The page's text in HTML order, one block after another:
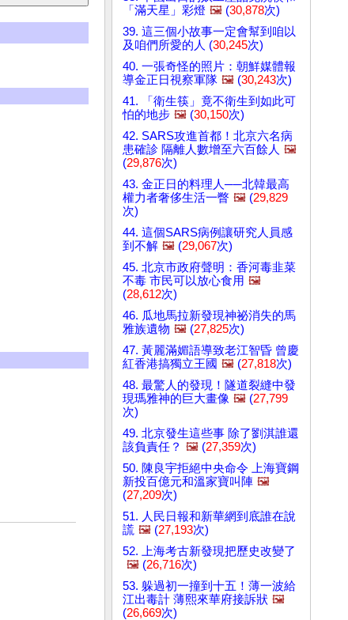
「滿天星」彩燈 🖼️ (30,878次)
39. 這三個小故事一定會幫到咱以
及咱們所愛的人 (30,245次)
40. 一張奇怪的照片：朝鮮媒體報
導金正日視察軍隊 🖼️ (30,243次)
41. 「衛生筷」竟不衛生到如此可
怕的地步 🖼️ (30,150次)
42. SARS攻進首都！北京六名病
患確診 隔離人數增至六百餘人 🖼️
(29,876次)
43. 金正日的料理人──北韓最高
權力者奢侈生活一瞥 🖼️ (29,829
次)
44. 這個SARS病例讓研究人員感
到不解 🖼️ (29,067次)
45. 北京市政府聲明：香河毒韭菜
不毒 市民可以放心食用 🖼️
(28,612次)
46. 瓜地馬拉新發現神祕消失的馬
雅族遺物 🖼️ (27,825次)
47. 黃麗滿媚語導致老江智昏 曾慶
紅香港搞獨立王國 🖼️ (27,818次)
48. 最驚人的發現！隧道裂縫中發
現瑪雅神的巨大畫像 🖼️ (27,799
次)
49. 北京發生這些事 除了劉淇誰還
該負責任？ 🖼️ (27,359次)
50. 陳良宇拒絕中央命令 上海寶鋼
新投百億元和溫家寶叫陣 🖼️
(27,209次)
51. 人民日報和新華網到底誰在說
謊 🖼️ (27,193次)
52. 上海考古新發現把歷史改變了
🖼️ (26,716次)
53. 躲過初一撞到十五！薄一波給
江出毒計 薄熙來華府接訴狀 🖼️
(26,669次)